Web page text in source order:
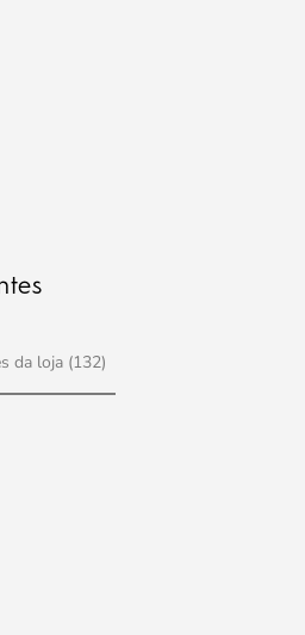
da loja (132)